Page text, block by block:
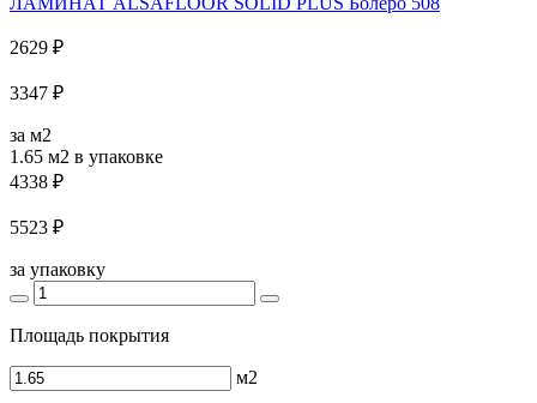
2629 ₽
3347 ₽
за м2
1.65 м2 в упаковке
4338 ₽
5523 ₽
за упаковку
Площадь покрытия
м2